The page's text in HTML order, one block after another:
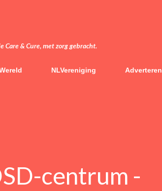
& Cure, met zorg gebracht.
NLVereniging Adverteren
centrum -